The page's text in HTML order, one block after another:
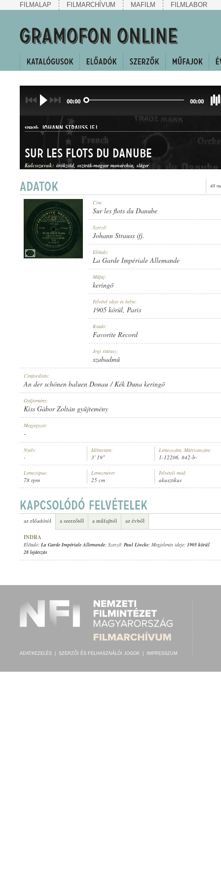
FILMALAP FILMARCHÍVUM MAFILM FILMLABOR
00:00 00:00
LA GARDE IMPÉRIALE ALLEMANDE
SZERZŐ: JOHANN STRAUSS IFJ.
KERINGŐ
1905 KÖRÜL
LEMEZSZÁM:
Sur les flots du Danube
Kulcsszavak: örökzöld osztrák-magyar monarchia sláger
48
Cím:
Sur les flots du Danube
Szerző:
Johann Strauss ifj.
Előadó:
La Garde Impériale Allemande
Műfaj:
keringő
Felvétel ideje és helye:
1905 körül, Paris
Kiadó:
Favorite Record
Jogi státusz:
szabadmű
Címfordítás:
An der schönen baluen Donau / Kék Duna keringő
Gyűjtemény:
Kiss Gábor Zoltán gyűjtemény
Megjegyzés:
-
Nyelv:
-
Időtartam:
3' 19"
Lemezszám, Matricaszám:
1-12206, 842-b-
Lemeztípus:
78 rpm
Lemezméret:
25 cm
Felvételi mód:
akusztikus
az előadótól a szerzőtől a műfajból az évből
INDRA
Előadó: La Garde Impériale Allemande; Szerző: Paul Lincke; Megjelenés ideje: 1905 körül
28 lejátszás
ADATKEZELÉS SZERZŐI ÉS FELHASZNÁLÓI JOGOK IMPRESSZUM